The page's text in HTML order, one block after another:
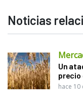
Noticias
Un
precio
hace 10